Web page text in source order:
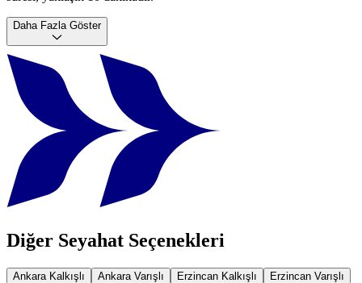
Daha Fazla Göster
Diğer Seyahat Seçenekleri
Ankara Kalkışlı Ankara Varışlı Erzincan Kalkışlı Erzincan Varışlı